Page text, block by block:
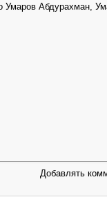
Умаров Абдурахман,
Добавлять